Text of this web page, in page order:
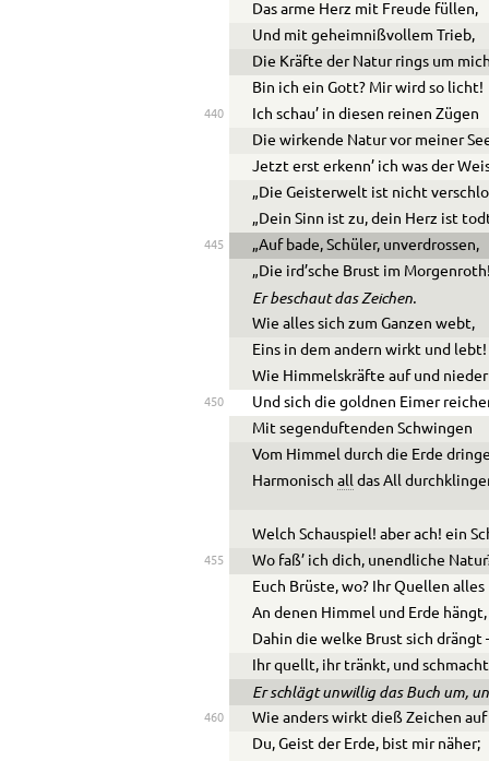
Das arme Herz mit Freude füllen,
Und mit geheimnißvollem Trieb,
Die Kräfte der Natur rings um
Bin ich ein Gott? Mir wird so licht!
440
Ich schau’ in diesen reinen Zügen
Die wirkende Natur vor meiner
Jetzt erst erkenn’ ich was der
„Die Geisterwelt ist nicht
„Dein Sinn ist zu, dein Herz ist
445
„Auf bade, Schüler, unverdrossen,
„Die ird’sche Brust im
Er beschaut das Zeichen.
Wie alles sich zum Ganzen webt,
Eins in dem andern wirkt und lebt!
Wie Himmelskräfte auf und
450
Und sich die goldnen Eimer
Mit segenduftenden Schwingen
Vom Himmel durch die Erde
Harmonischall das All
Welch Schauspiel! aber ach! ein
455
Wo faß’ ich dich, unendliche
Euch Brüste, wo? Ihr Quellen alles
An denen Himmel und Erde hängt,
Dahin die welke Brust sich drängt
Ihr quellt, ihr tränkt, und
Er schlägt unwillig das Buch um,
460
Wie anders wirkt dieß Zeichen
Du, Geist der Erde, bist mir näher;